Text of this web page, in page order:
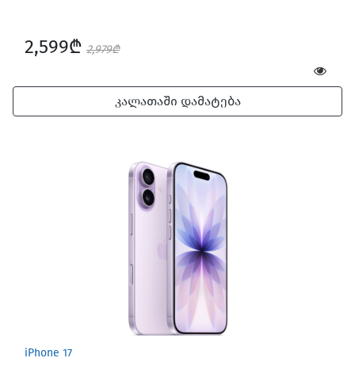
2,599₾ 2,979₾
კალათაში დამატება
iPhone 17